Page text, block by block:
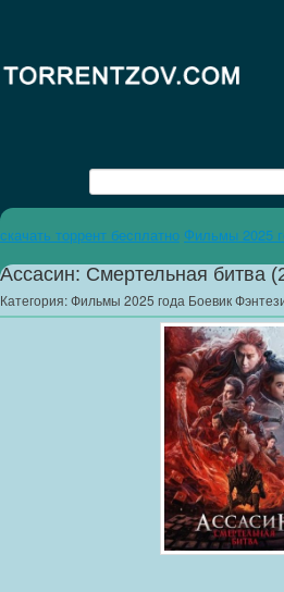
скачать торрент бесплатно Фильмы 2025
Ассасин: Смертельная битва
Категория:Фильмы 2025 года Боевик